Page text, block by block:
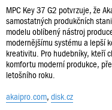
MPC Key 37 G2 potvrzuje, že
samostatných produkčních
modelu oblíbený nástroj
modernějšímu systému a lepší
kreativitu. Pro hudebníky, kteří
komfortu moderní produkce,
letošního roku.
akaipro.com, disk.cz